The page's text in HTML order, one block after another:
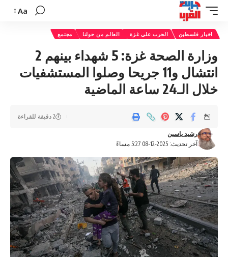
تغيير
Aa
اخبار فلسطين الحرب على غزة العالم من حولنا مجتمع
وزارة الصحة غزة: 5 شهداء بينهم 2
انتشال و11 جريحا وصلوا المستشفيات
خلال الـ24 ساعة الماضية
آخر تحديث: 2025-12-08 5:27 مساءً
رشيد ياسين
2 دقيقة للقراءة